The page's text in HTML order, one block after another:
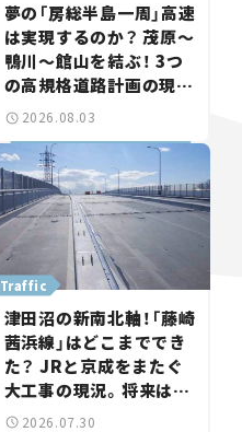
夢の「房総半島一周」高速
は実現するのか？ 茂原～
鴨川～館山を結ぶ！ 3つ
の高規格道路計画の現
状。「館山鴨川道路」で検
路計画】
2026.08.03
Traffic
津田沼の新南北軸！「藤崎
茜浜線」はどこまででき
た？ JRと京成をまたぐ
大工事の現況。将来は
「習志野～鎌ケ谷」を最短
2026.07.30